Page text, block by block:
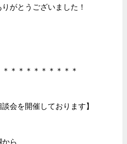
がとうございました！
＊＊＊＊＊＊＊＊＊
会を開催しております】
ら